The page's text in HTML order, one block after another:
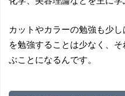
カットやカラーの勉強も少
を勉強することは少なく、
ぶことになるんです。